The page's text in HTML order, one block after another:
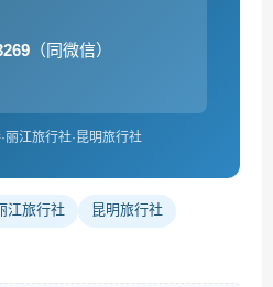
（同微信）
丽江旅行社·昆明旅行社
江旅行社 昆明旅行社